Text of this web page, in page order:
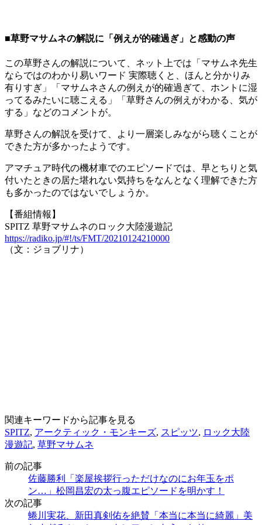
■草野マサムネの解説に「例えが的確過ぎ」と感動の声
この草野さんの解説について、ネット上では「マサムネ先生
ならではのわかり易いワード 実際聴くと、ほんと分かりみ
有りすぎ」「マサムネさんの例えが的確過ぎて、ホントに湿
ってるみたいに聴こえる」「草野さんの例えがわかる、気が
する」などのコメントが。
草野さんの解説を受けて、より一層楽しみながら聴くことが
できた方が多かったようです。
アマチュア時代の機材車でのエピソードでは、早とちりと気
付いたときの居た堪れない気持ちをなんとなく理解できた方
も多かったのではないでしょうか。
【番組情報】
SPITZ 草野マサムネのロック大陸漫遊記
https://radiko.jp/#!/ts/FMT/20210124210000
（文：ジョブリナ）
関連キーワードから記事を見る
SPITZ, アークティック・モンキーズ, スピッツ, ロック大陸
漫遊記, 草野マサムネ
前の記事
佐藤勝利「楽屋挨拶行っただけなのにお年玉をポ
ン…」松岡昌宏の太っ腹エピソードを明かす！
次の記事
蜷川実花、新田真剣佑を絶賛「本当に本当に綺麗」美